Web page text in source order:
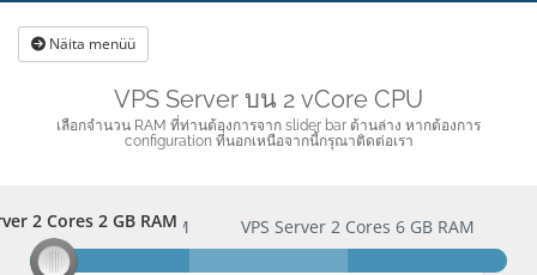
Näita menüü
VPS Server บน 2 vCore CPU
เลือกจำนวน RAM ที่ท่านต้องการจาก slider bar ด้านล่าง หากต้องการ
configuration ที่นอกเหนือจากนี้กรุณาติดต่อเรา
here we go
2 Cores 2 GB RAM
2 Cores 2 GB RAM VPS Server 2 Cores 6 GB RAM